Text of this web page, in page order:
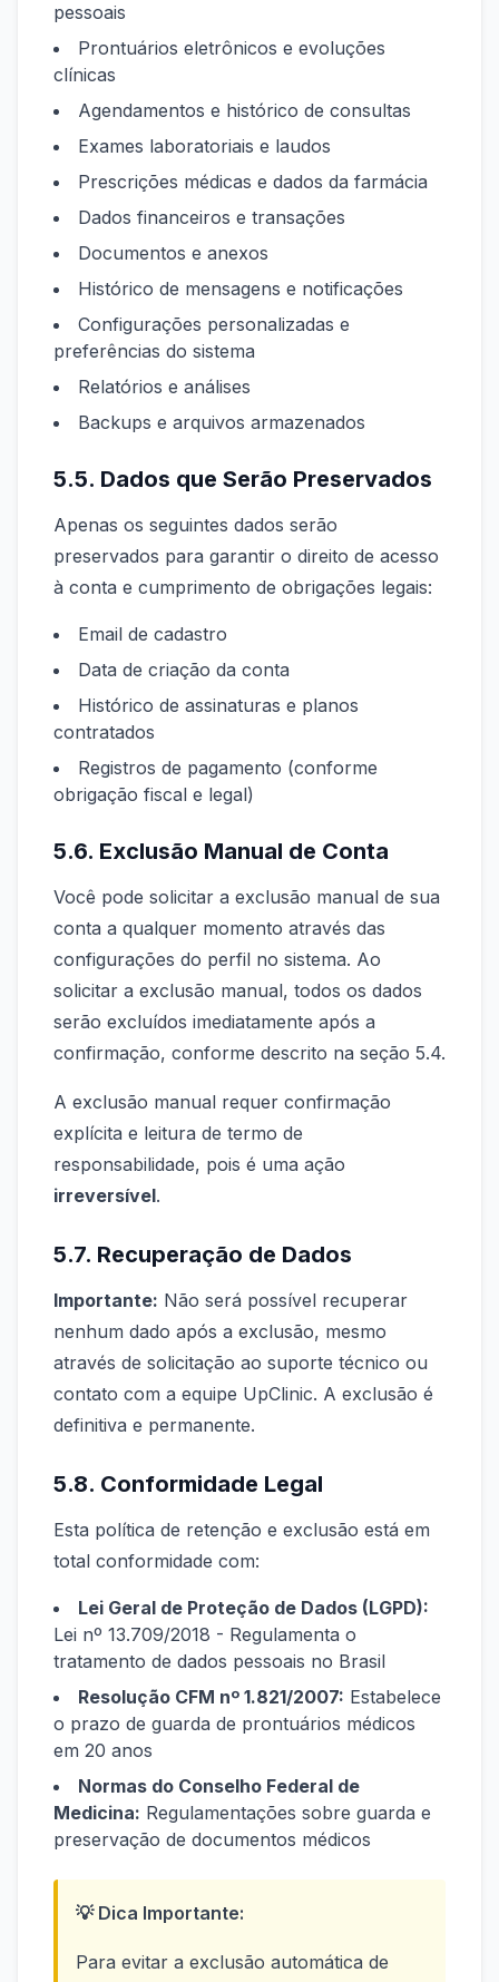
pessoais
Prontuários eletrônicos e evoluções
clínicas
Agendamentos e histórico de consultas
Exames laboratoriais e laudos
Prescrições médicas e dados da farmácia
Dados financeiros e transações
Documentos e anexos
Histórico de mensagens e notificações
Configurações personalizadas e
preferências do sistema
Relatórios e análises
Backups e arquivos armazenados
5.5. Dados que Serão Preservados
Apenas os seguintes dados serão
preservados para garantir o direito de acesso
à conta e cumprimento de obrigações legais:
Email de cadastro
Data de criação da conta
Histórico de assinaturas e planos
contratados
Registros de pagamento (conforme
obrigação fiscal e legal)
5.6. Exclusão Manual de Conta
Você pode solicitar a exclusão manual de sua
conta a qualquer momento através das
configurações do perfil no sistema. Ao
solicitar a exclusão manual, todos os dados
serão excluídos imediatamente após a
confirmação, conforme descrito na seção 5.4.
A exclusão manual requer confirmação
explícita e leitura de termo de
responsabilidade, pois é uma ação
irreversível.
5.7. Recuperação de Dados
Importante: Não será possível recuperar
nenhum dado após a exclusão, mesmo
através de solicitação ao suporte técnico ou
contato com a equipe UpClinic. A exclusão é
definitiva e permanente.
5.8. Conformidade Legal
Esta política de retenção e exclusão está em
total conformidade com:
Lei Geral de Proteção de Dados (LGPD):
Lei nº 13.709/2018 - Regulamenta o
tratamento de dados pessoais no Brasil
Resolução CFM nº 1.821/2007: Estabelece
o prazo de guarda de prontuários médicos
em 20 anos
Normas do Conselho Federal de
Medicina: Regulamentações sobre guarda e
preservação de documentos médicos
💡 Dica Importante:
Para evitar a exclusão automática de